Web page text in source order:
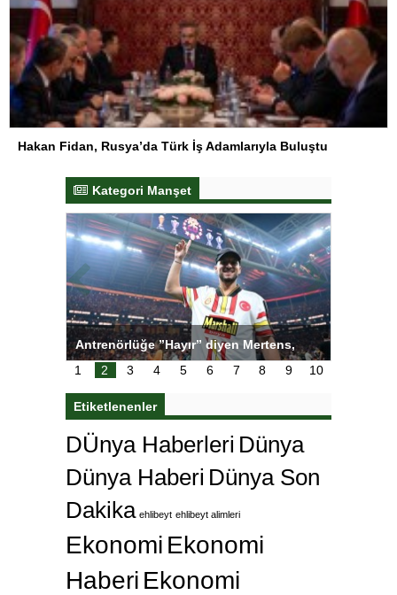
Hakan Fidan, Rusya’da Türk İş Adamlarıyla Buluştu
Kategori Manşet
Antrenörlüğe ”Hayır” diyen Mertens,
Galatasaray’dan bakın ne istedi
1
2 3 4 5 6 7 8 9 10
Etiketlenenler
DÜnya Haberleri Dünya
Dünya Haberi Dünya Son
Dakika ehlibeyt ehlibeyt alimleri
Ekonomi Ekonomi
Haberi Ekonomi